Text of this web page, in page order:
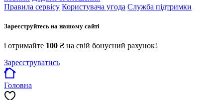
Правила сервісу Користувача угода Служба підтримки
Зареєструйтесь на нашому сайті
і отримайте 100 ₴ на свій бонусний рахунок!
Зареєструватись
Головна